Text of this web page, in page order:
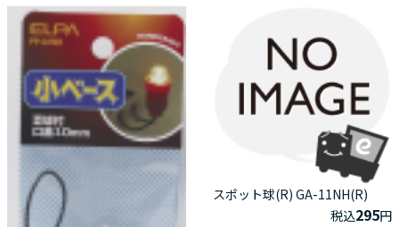
スポット球(R) GA-11NH(R)
税込295円